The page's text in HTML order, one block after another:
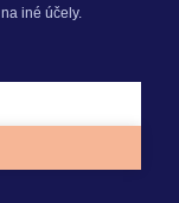
iné účely.